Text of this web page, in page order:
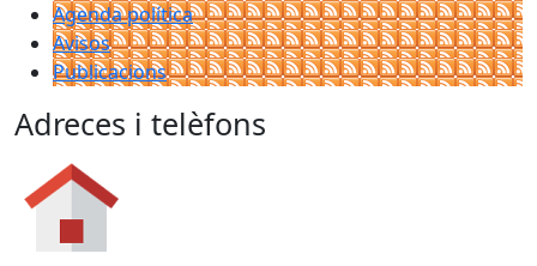
Agenda política
Avisos
Publicacions
Adreces i telèfons